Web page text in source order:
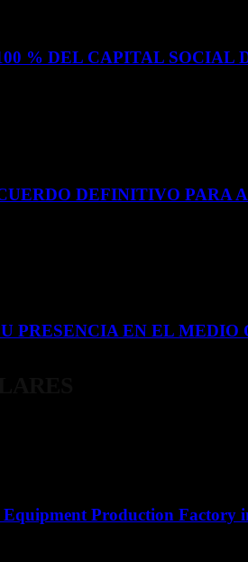
% DEL CAPITAL SOCIAL
DEFINITIVO
PRESENCIA EN EL MEDIO
Production Factory